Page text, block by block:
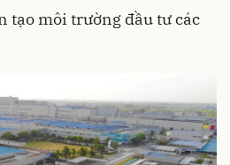
tạo môi trường đầu tư các